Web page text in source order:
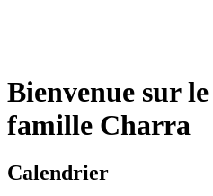
Bienvenue sur
famille Charra
Calendrier